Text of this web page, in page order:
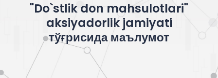
"Do`stlik don mahsulotlari"
aksiyadorlik jamiyati
тўғрисида маълумот